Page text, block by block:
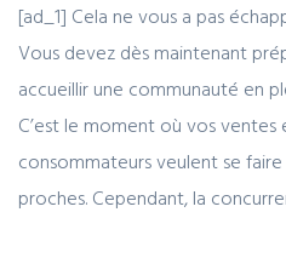
[ad_1] Cela ne vous a pas
Vous devez dès maintenant
accueillir une communauté en
C’est le moment où vos ventes
consommateurs veulent se faire
proches. Cependant, la